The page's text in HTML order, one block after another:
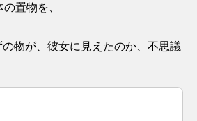
置物を、
物が、彼女に見えたのか、不思議